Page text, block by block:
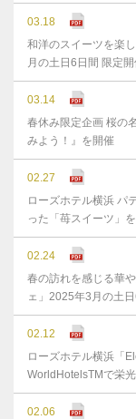
03.18
和洋のスイーツを楽
月の土日6日間 限定開
03.14
春休み限定企画 桜の
みよう！』を開催
02.27
ローズホテル横浜 パ
った「苺スイーツ」
02.24
春の訪れを感じる華
ェ」2025年3月の土
02.12
ローズホテル横浜「
WorldHotelsTMで栄
02.06